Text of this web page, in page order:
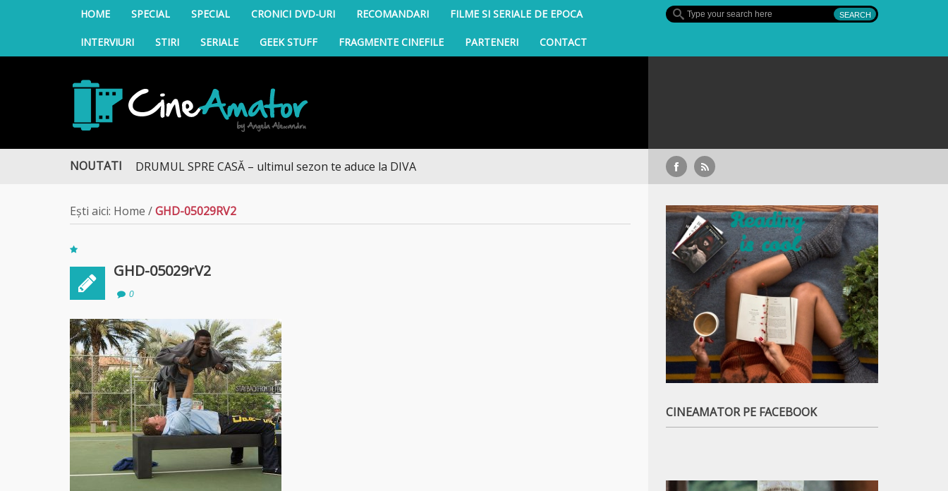
HOME SPECIAL SPECIAL CRONICI DVD-URI RECOMANDARI FILME SI SERIALE DE EPOCA
INTERVIURI STIRI SERIALE GEEK STUFF FRAGMENTE CINEFILE PARTENERI CONTACT
CineAmator
NOUTATIDRUMUL SPRE CASĂ – ultimul sezon te aduce la DIVA
Ești aici: Home /GHD-05029RV2
GHD-05029rV2
0
CINEAMATOR PE FACEBOOK